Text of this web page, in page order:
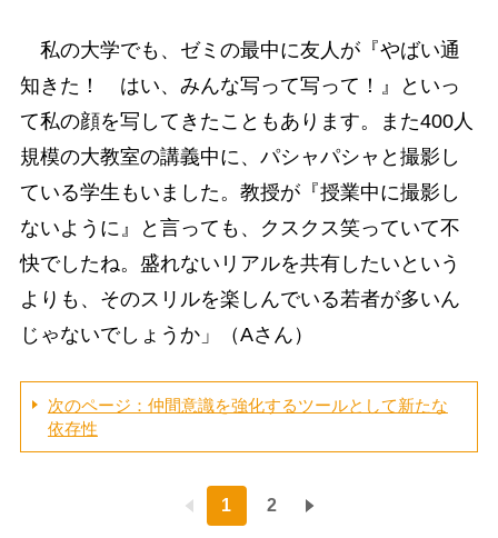
私の大学でも、ゼミの最中に友人が『やばい通
知きた！ はい、みんな写って写って！』といっ
て私の顔を写してきたこともあります。また400人
規模の大教室の講義中に、パシャパシャと撮影し
ている学生もいました。教授が『授業中に撮影し
ないように』と言っても、クスクス笑っていて不
快でしたね。盛れないリアルを共有したいという
よりも、そのスリルを楽しんでいる若者が多いん
じゃないでしょうか」（Aさん）
次のページ：仲間意識を強化するツールとして新たな
依存性
1 2